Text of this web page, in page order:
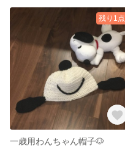
残り1点
一歳用わんちゃん帽子🐶